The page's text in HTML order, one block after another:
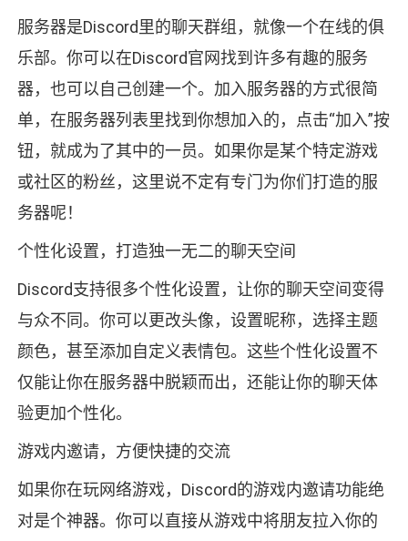
服务器是Discord里的聊天群组，就像一个在线的俱
乐部。你可以在Discord官网找到许多有趣的服务
器，也可以自己创建一个。加入服务器的方式很简
单，在服务器列表里找到你想加入的，点击“加入”按
钮，就成为了其中的一员。如果你是某个特定游戏
或社区的粉丝，这里说不定有专门为你们打造的服
务器呢！
个性化设置，打造独一无二的聊天空间
Discord支持很多个性化设置，让你的聊天空间变得
与众不同。你可以更改头像，设置昵称，选择主题
颜色，甚至添加自定义表情包。这些个性化设置不
仅能让你在服务器中脱颖而出，还能让你的聊天体
验更加个性化。
游戏内邀请，方便快捷的交流
如果你在玩网络游戏，Discord的游戏内邀请功能绝
对是个神器。你可以直接从游戏中将朋友拉入你的